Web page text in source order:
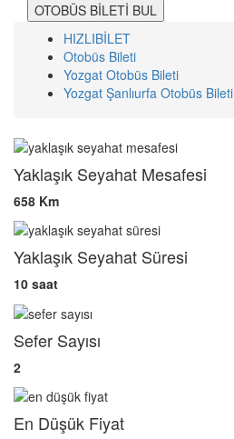
OTOBÜS BİLETİ BUL
HIZLIBİLET
Otobüs Bileti
Yozgat Otobüs Bileti
Yozgat Şanlıurfa Otobüs Bileti
Yaklaşık Seyahat Mesafesi
658 Km
Yaklaşık Seyahat Süresi
10 saat
Sefer Sayısı
2
En Düşük Fiyat